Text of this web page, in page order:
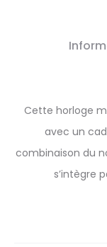
Cette horloge
avec un
combinaison du
s’intègre